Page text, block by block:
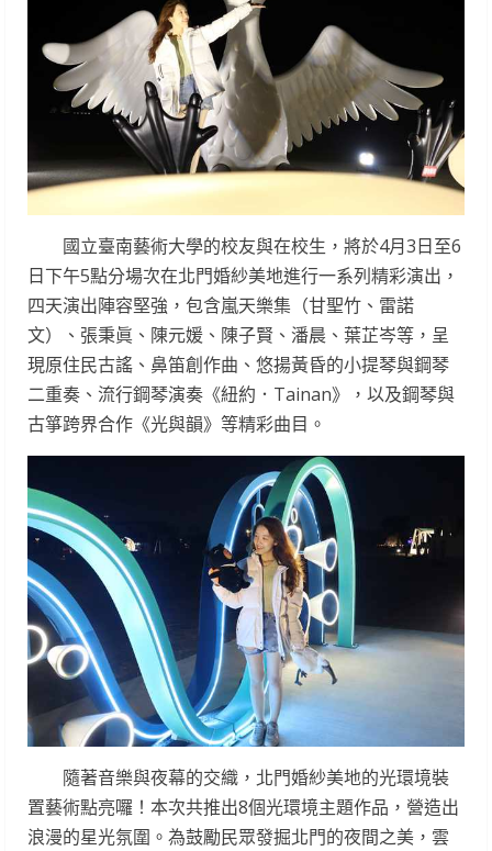
國立臺南藝術大學的校友與在校生，將於4月3日至6
日下午5點分場次在北門婚紗美地進行一系列精彩演出，
四天演出陣容堅強，包含嵐天樂集（甘聖竹、雷諾
文）、張秉眞、陳元媛、陳子賢、潘晨、葉芷岑等，呈
現原住民古謠、鼻笛創作曲、悠揚黃昏的小提琴與鋼琴
二重奏、流行鋼琴演奏《紐約．Tainan》，以及鋼琴與
古箏跨界合作《光與韻》等精彩曲目。
隨著音樂與夜幕的交織，北門婚紗美地的光環境裝
置藝術點亮囉！本次共推出8個光環境主題作品，營造出
浪漫的星光氛圍。為鼓勵民眾發掘北門的夜間之美，雲